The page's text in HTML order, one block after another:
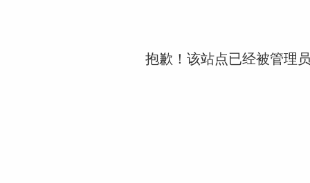
抱歉！该站点已经被管理